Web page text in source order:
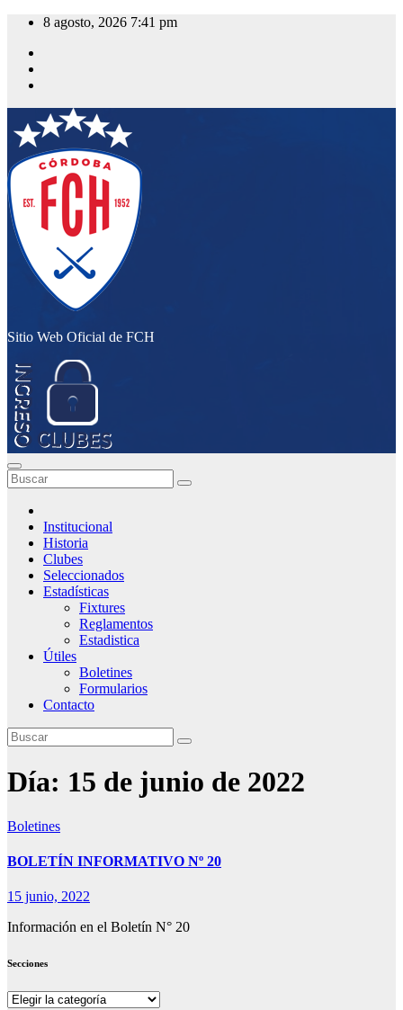
Saltar
contenido
8 agosto, 2026 7:41 pm
Sitio Web Oficial de FCH
Institucional
Historia
Clubes
Seleccionados
Estadísticas
Fixtures
Reglamentos
Estadistica
Útiles
Boletines
Formularios
Contacto
Día: 15 de junio de 2022
Boletines
BOLETÍN INFORMATIVO Nº 20
15 junio, 2022
Información en el Boletín N° 20
Secciones
Secciones